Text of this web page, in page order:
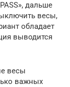
дальше
весы,
обладает
выводится
весы
важных